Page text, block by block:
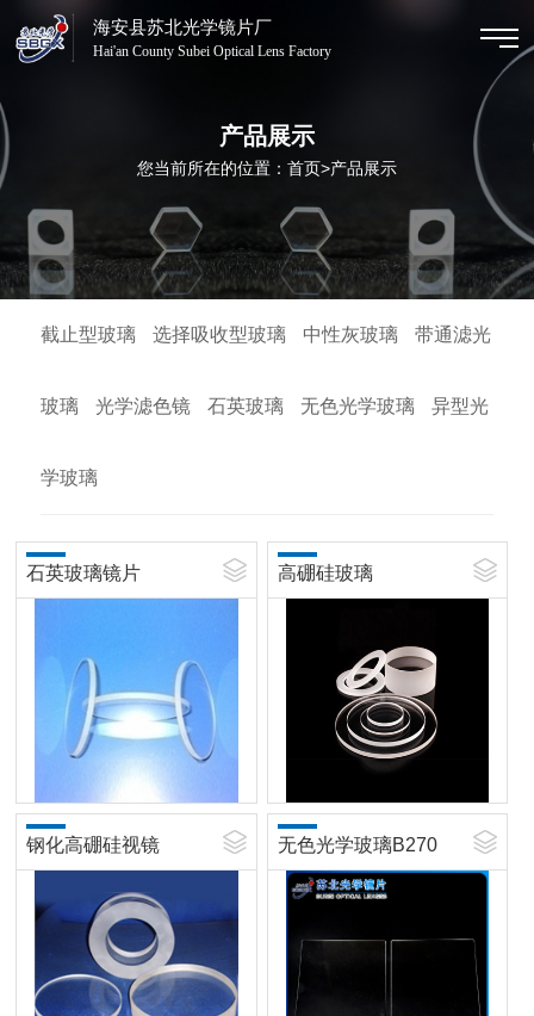
海安县苏北光学镜片厂
Hai'an County Subei Optical Lens Factory
产品展示
您当前所在的位置： 首页>产品展示
截止型玻璃 选择吸收型玻璃 中性灰玻璃 带通滤光
玻璃 光学滤色镜 石英玻璃 无色光学玻璃 异型光
学玻璃
石英玻璃镜片 高硼硅玻璃
钢化高硼硅视镜 无色光学玻璃B270